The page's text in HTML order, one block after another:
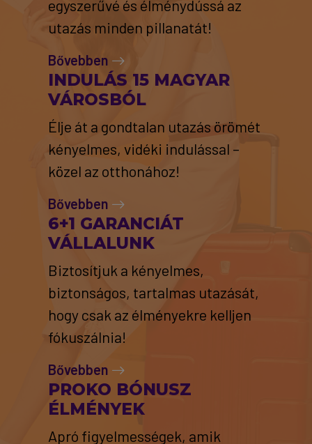
egyszerűvé és élménydússá az
utazás minden pillanatát!
Bővebben
INDULÁS 15 MAGYAR
VÁROSBÓL
Élje át a gondtalan utazás örömét
kényelmes, vidéki indulással –
közel az otthonához!
Bővebben
6+1 GARANCIÁT
VÁLLALUNK
Biztosítjuk a kényelmes,
biztonságos, tartalmas utazását,
hogy csak az élményekre kelljen
fókuszálnia!
Bővebben
PROKO BÓNUSZ
ÉLMÉNYEK
Apró figyelmességek, amik